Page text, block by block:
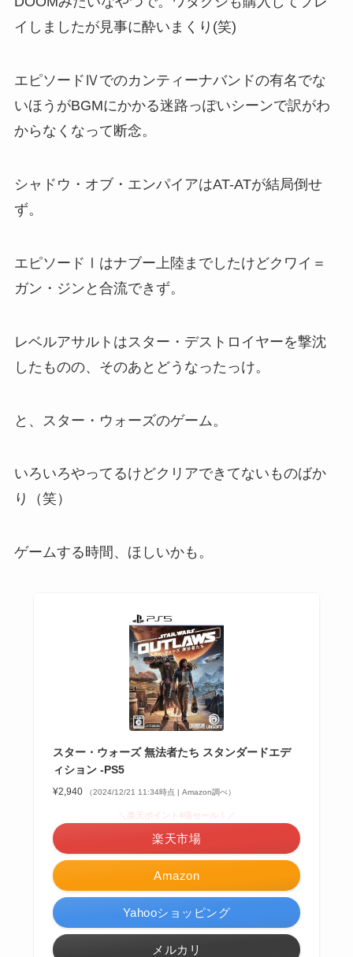
イしましたが見事に酔いまくり(笑)
エピソードⅣでのカンティーナバンドの有名でな
いほうがBGMにかかる迷路っぽいシーンで訳がわ
からなくなって断念。
シャドウ・オブ・エンパイアはAT-ATが結局倒せ
ず。
エピソードⅠはナブー上陸までしたけどクワイ＝
ガン・ジンと合流できず。
レベルアサルトはスター・デストロイヤーを撃沈
したものの、そのあとどうなったっけ。
と、スター・ウォーズのゲーム。
いろいろやってるけどクリアできてないものばか
り（笑）
ゲームする時間、ほしいかも。
スター・ウォーズ 無法者たち スタンダードエデ
ィション -PS5
¥2,940 （2024/12/21 11:34時点 | Amazon調べ）
Amazon
楽天市場
Yahooショッピング
メルカリ